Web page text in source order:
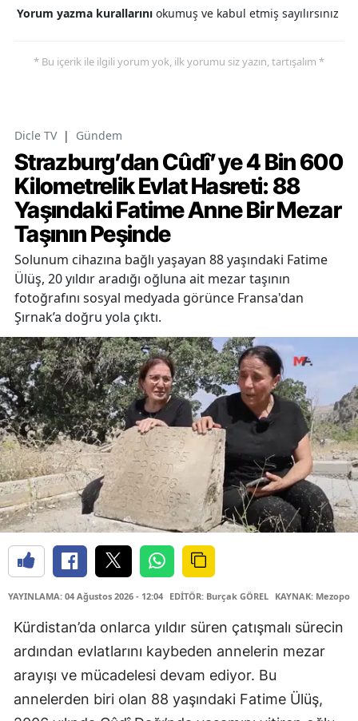
Yorum yazma kurallarını okumuş ve kabul etmiş sayılırsınız
* Bu içerik ile ilgili yorum yok, ilk yorumu siz yazın, tartışalım *
Dicle TV | Gündem
Strazburg’dan Cûdî’ye 4 Bin 600
Kilometrelik Evlat Hasreti: 88
Yaşındaki Fatime Anne Bir Mezar
Taşının Peşinde
Solunum cihazına bağlı yaşayan 88 yaşındaki Fatime
Ülüş, 20 yıldır aradığı oğluna ait mezar taşının
fotoğrafını sosyal medyada görünce Fransa'dan
Şırnak’a doğru yola çıktı.
YAYINLAMA: 04 Ağustos 2026 - 12:04 EDİTÖR: Burçak GÖREL KAYNAK:
Kürdistan’da onlarca yıldır süren çatışmalı sürecin
ardından evlatlarını kaybeden annelerin mezar
arayışı ve mücadelesi devam ediyor. Bu
annelerden biri olan 88 yaşındaki Fatime Ülüş,